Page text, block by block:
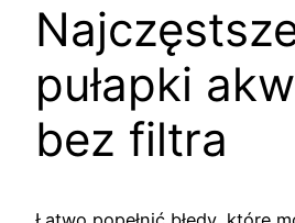
pułapki
bez filtra